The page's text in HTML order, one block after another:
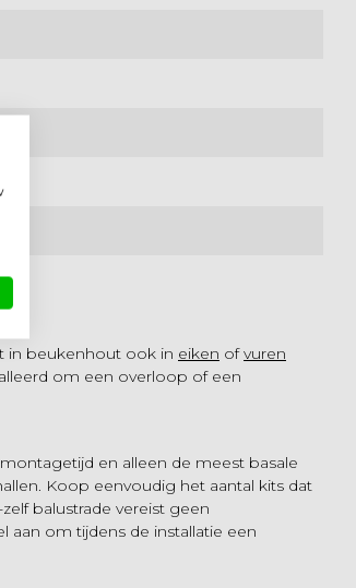
in beukenhout ook in eiken ofvuren
om een overloop of een
en alleen de meest basale
Koop eenvoudig het aantal kits dat
balustrade vereist geen
aan om tijdens de installatie een